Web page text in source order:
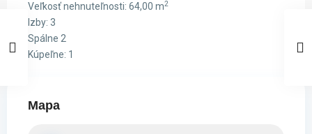
Veľkosť nehnuteľnosti: 64,00 m2
Izby: 3
Spálne 2
Kúpeľne: 1
Mapa